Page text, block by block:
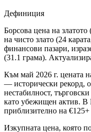
Дефиниция
Борсова цена на
на чисто злато (24
финансови пазари,
(31.1 грама).
Към май 2026 г. цената
— исторически рекорд,
нестабилност,
като убежищен актив. В
приблизително на €125+
Изкупната цена, която